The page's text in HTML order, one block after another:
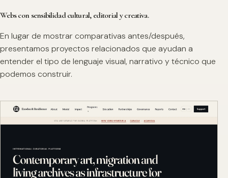
Webs con sensibilidad cultural, editorial y creativa.
En lugar de mostrar comparativas antes/después,
presentamos proyectos relacionados que ayudan a
entender el tipo de lenguaje visual, narrativo y técnico que
podemos construir.